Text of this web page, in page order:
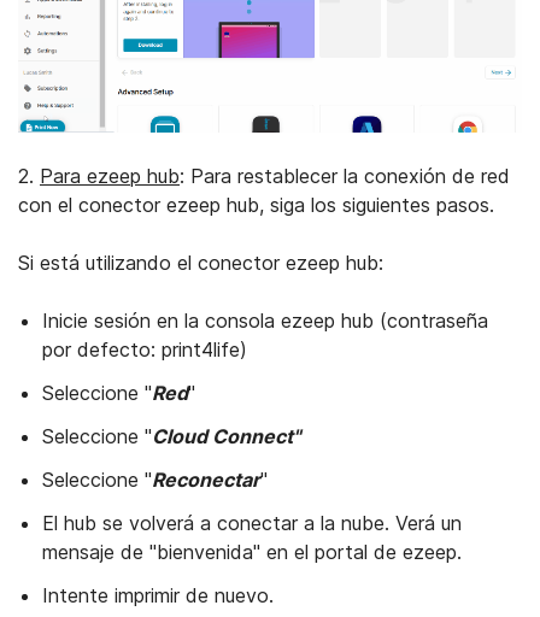
2. Para ezeep hub: Para restablecer la conexión de red
con el conector ezeep hub, siga los siguientes pasos.
Si está utilizando el conector ezeep hub:
Inicie sesión en la consola ezeep hub (contraseña
por defecto: print4life)
Seleccione "Red"
Seleccione "Cloud Connect"
Seleccione "Reconectar"
El hub se volverá a conectar a la nube. Verá un
mensaje de "bienvenida" en el portal de ezeep.
Intente imprimir de nuevo.